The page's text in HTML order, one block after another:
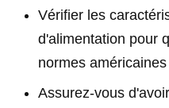
Vérifier les
d'alimentation pour
normes
Assurez-vous